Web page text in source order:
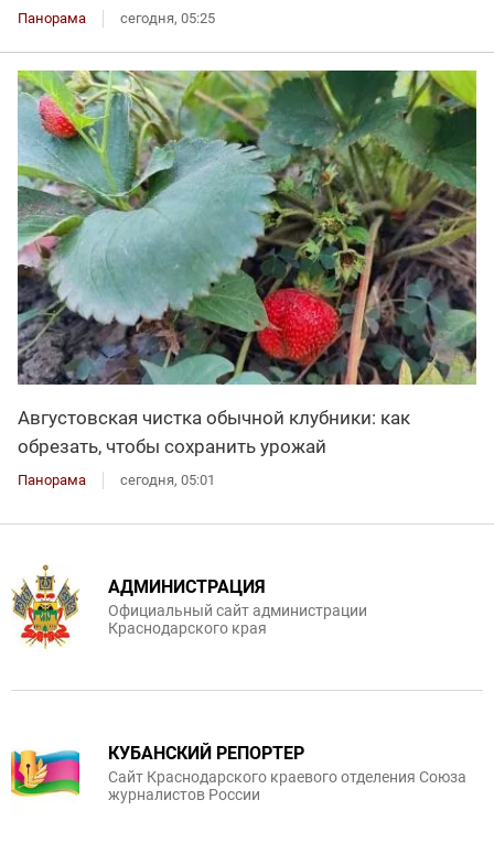
Панорама сегодня, 05:25
Августовская чистка обычной клубники: как
обрезать, чтобы сохранить урожай
Панорама сегодня, 05:01
АДМИНИСТРАЦИЯ
Официальный сайт администрации
Краснодарского края
КУБАНСКИЙ РЕПОРТЕР
Сайт Краснодарского краевого отделения Союза
журналистов России